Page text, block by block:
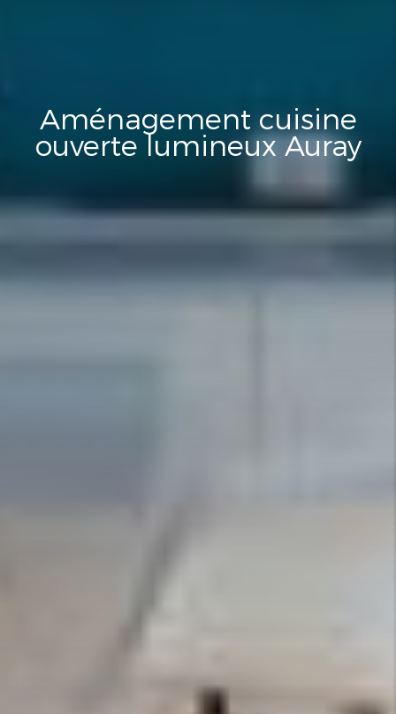
Aménagement cuisine
ouverte lumineux Auray